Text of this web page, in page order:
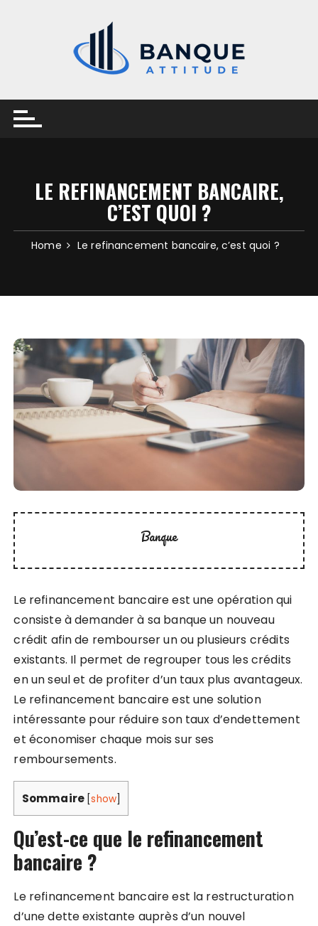
LE REFINANCEMENT BANCAIRE,
C’EST QUOI ?
Home Le refinancement bancaire, c’est quoi ?
Banque
Le refinancement bancaire est une opération qui
consiste à demander à sa banque un nouveau
crédit afin de rembourser un ou plusieurs crédits
existants. Il permet de regrouper tous les crédits
en un seul et de profiter d’un taux plus avantageux.
Le refinancement bancaire est une solution
intéressante pour réduire son taux d’endettement
et économiser chaque mois sur ses
remboursements.
Sommaire [show]
Qu’est-ce que le refinancement
bancaire ?
Le refinancement bancaire est la restructuration
d’une dette existante auprès d’un nouvel